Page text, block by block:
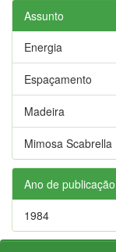
Assunto
Energia
Espaçamento
Madeira
Mimosa Scabrella
Ano de publicação
1984